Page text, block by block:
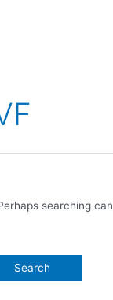
searching can